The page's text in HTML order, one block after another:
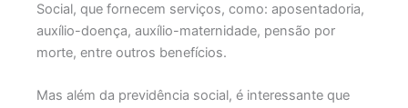
Social, que fornecem serviços, como: aposentadoria,
auxílio-doença, auxílio-maternidade, pensão por
morte, entre outros benefícios.
Mas além da previdência social, é interessante que